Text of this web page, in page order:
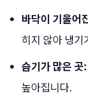
바닥이 기울어
히지 않아 냉기
습기가 많은 곳:
높아집니다.